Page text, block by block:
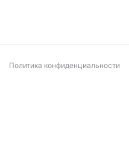
Политика конфиденциальности